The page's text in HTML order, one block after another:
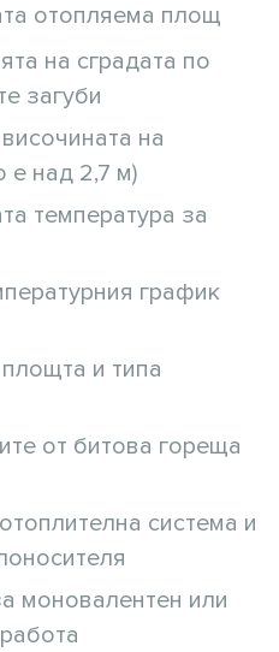
отопляема площ
на сградата по
загуби
на
е над 2,7 м)
температура за
график
и типа
от битова гореща
система и
моновалентен или